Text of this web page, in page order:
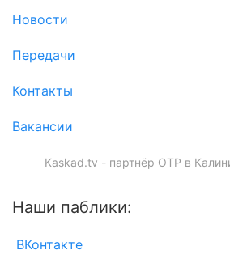
Новости
Передачи
Контакты
Вакансии
Kaskad.tv - партнёр ОТР в
Наши паблики:
ВКонтакте